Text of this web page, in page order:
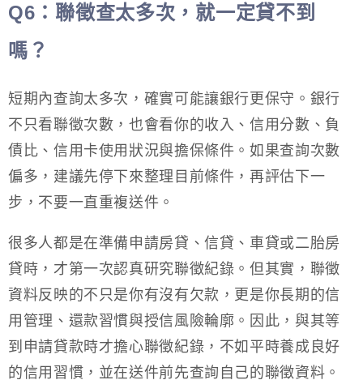
Q6 ：聯徵查太多次，就一定貸不到
嗎？
短期內查詢太多次，確實可能讓銀行更保守。銀行
不只看聯徵次數，也會看你的收入、信用分數、負
債比、信用卡使用狀況與擔保條件。如果查詢次數
偏多，建議先停下來整理目前條件，再評估下一
步，不要一直重複送件。
很多人都是在準備申請房貸、信貸、車貸或二胎房
貸時，才第一次認真研究聯徵紀錄。但其實，聯徵
資料反映的不只是你有沒有欠款，更是你長期的信
用管理、還款習慣與授信風險輪廓。因此，與其等
到申請貸款時才擔心聯徵紀錄，不如平時養成良好
的信用習慣，並在送件前先查詢自己的聯徵資料。